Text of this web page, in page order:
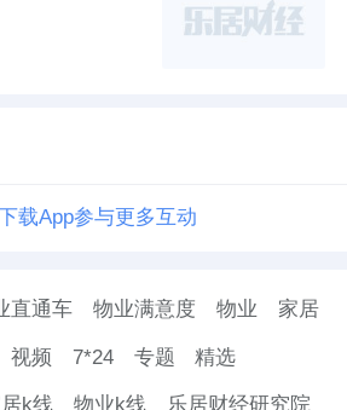
载App参与更多互动
直通车 物业满意度 物业 家居
视频 7*24 专题 精选
k线 物业k线 乐居财经研究院